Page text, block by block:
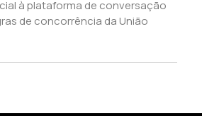
à plataforma de conversação
de concorrência da União